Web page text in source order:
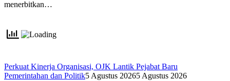
menerbitkan…
Perkuat Kinerja Organisasi, OJK Lantik Pejabat Baru
Pemerintahan dan Politik5 Agustus 20265 Agustus 2026